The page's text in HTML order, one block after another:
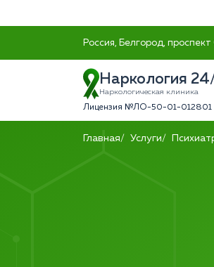
Россия, Белгород,
Наркология
Наркологическая клиника
Лицензия №ЛО-50-01-012801
Главная Услуги